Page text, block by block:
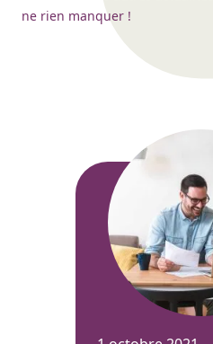
ne rien manquer !